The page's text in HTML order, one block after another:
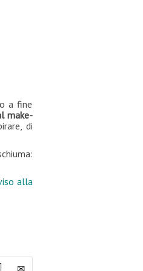
a fine
make-
di
alla